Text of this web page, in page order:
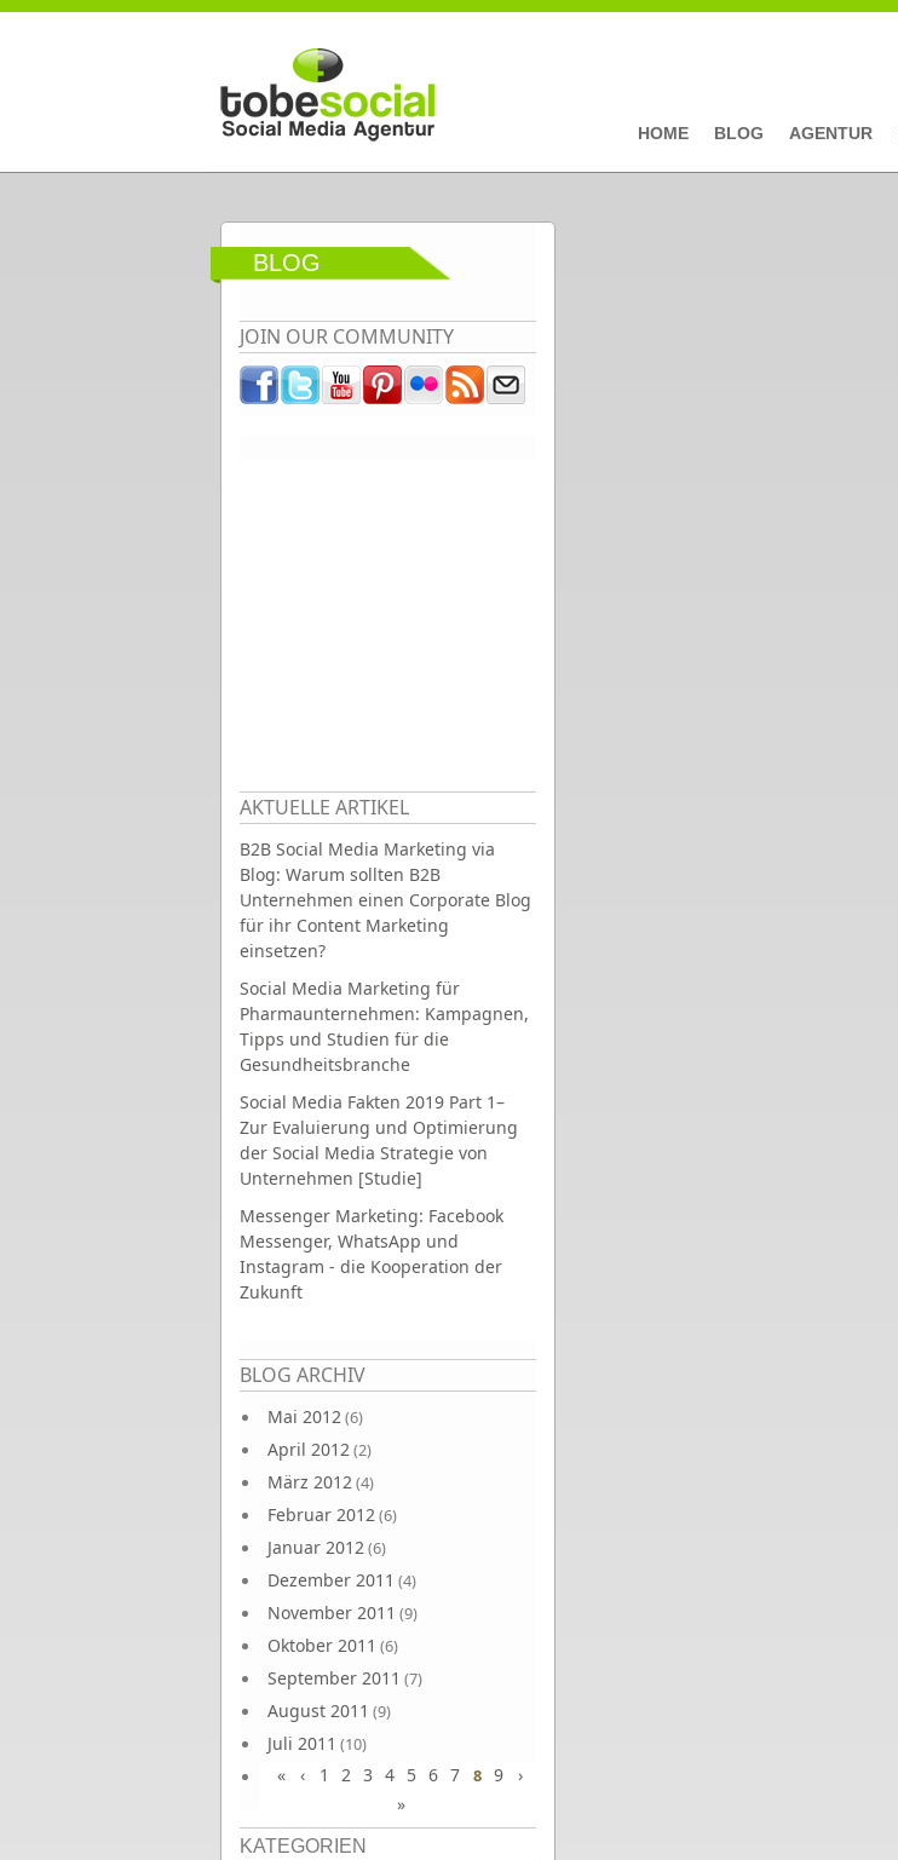
Direkt zum Inhalt
HOME BLOG AGENTUR
BLOG
JOIN OUR COMMUNITY
AKTUELLE ARTIKEL
B2B Social Media Marketing via
Blog: Warum sollten B2B
Unternehmen einen Corporate Blog
für ihr Content Marketing
einsetzen?
Social Media Marketing für
Pharmaunternehmen: Kampagnen,
Tipps und Studien für die
Gesundheitsbranche
Social Media Fakten 2019 Part 1–
Zur Evaluierung und Optimierung
der Social Media Strategie von
Unternehmen [Studie]
Messenger Marketing: Facebook
Messenger, WhatsApp und
Instagram - die Kooperation der
Zukunft
BLOG ARCHIV
Mai 2012(6)
April 2012(2)
März 2012(4)
Februar 2012(6)
Januar 2012(6)
Dezember 2011 (4)
November 2011 (9)
Oktober 2011 (6)
September 2011 (7)
August 2011 (9)
Juli 2011 (10)
Juni 2011(9)
Seiten
« ‹ 1 2 3 4 5 6 7 8 9
›
»
KATEGORIEN